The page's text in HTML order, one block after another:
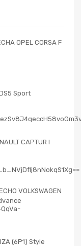
OPEL CORSA F
Sport
CAPTUR I
VOLKSWAGEN
(6P1) Style